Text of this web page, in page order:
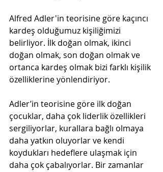
Alfred Adler'in teorisine göre kaçıncı
kardeş olduğumuz kişiliğimizi
belirliyor. İlk doğan olmak, ikinci
doğan olmak, son doğan olmak ve
ortanca kardeş olmak bizi farklı kişilik
özelliklerine yönlendiriyor.
Adler’in teorisine göre ilk doğan
çocuklar, daha çok liderlik özellikleri
sergiliyorlar, kurallara bağlı olmaya
daha yatkın oluyorlar ve kendi
koydukları hedeflere ulaşmak için
daha çok çabalıyorlar. Bir zamanlar